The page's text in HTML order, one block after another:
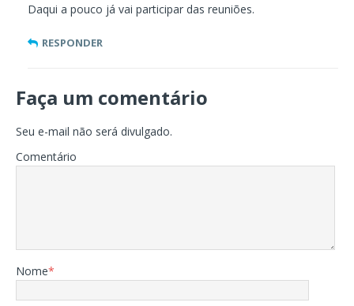
Daqui a pouco já vai participar das reuniões.
RESPONDER
Faça um comentário
Seu e-mail não será divulgado.
Comentário
Nome*